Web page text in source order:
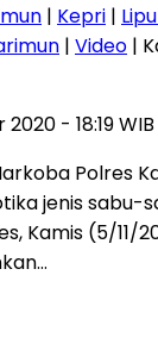
| Kepri |
| Video |
- 18:19 WIB
Polres
jenis sabu-
Kamis (5/11/